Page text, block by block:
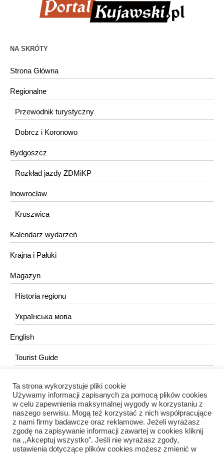
NA SKRÓTY
Strona Główna
Regionalne
Przewodnik turystyczny
Dobrcz i Koronowo
Bydgoszcz
Rozkład jazdy ZDMiKP
Inowrocław
Kruszwica
Kalendarz wydarzeń
Krajna i Pałuki
Magazyn
Historia regionu
Українська мова
English
Tourist Guide
KONTAKT
redakcja@portalkujawski.pl
Redakcja
Ta strona wykorzystuje pliki cookie
Używamy informacji zapisanych za pomocą plików cookies
w celu zapewnienia maksymalnej wygody w korzystaniu z
naszego serwisu. Mogą też korzystać z nich współpracujące
z nami firmy badawcze oraz reklamowe. Jeżeli wyrażasz
zgodę na zapisywanie informacji zawartej w cookies kliknij
na ,,Akceptuj wszystko". Jeśli nie wyrażasz zgody,
ustawienia dotyczące plików cookies możesz zmienić w